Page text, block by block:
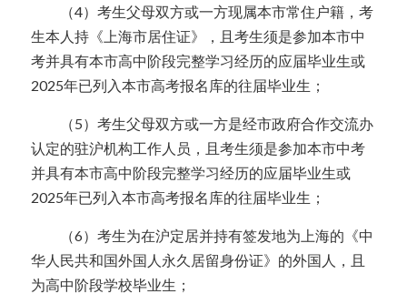
（4）考生父母双方或一方现属本市常住户籍，考
生本人持《上海市居住证》，且考生须是参加本市中
考并具有本市高中阶段完整学习经历的应届毕业生或
2025年已列入本市高考报名库的往届毕业生；
（5）考生父母双方或一方是经市政府合作交流办
认定的驻沪机构工作人员，且考生须是参加本市中考
并具有本市高中阶段完整学习经历的应届毕业生或
2025年已列入本市高考报名库的往届毕业生；
（6）考生为在沪定居并持有签发地为上海的《中
华人民共和国外国人永久居留身份证》的外国人，且
为高中阶段学校毕业生；